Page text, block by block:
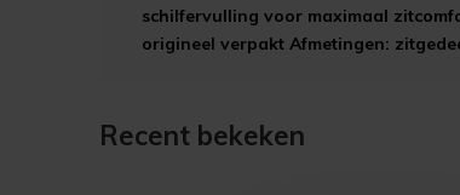
schilfervulling voor maximaal
origineel verpakt Afmetingen:
Recent bekeken